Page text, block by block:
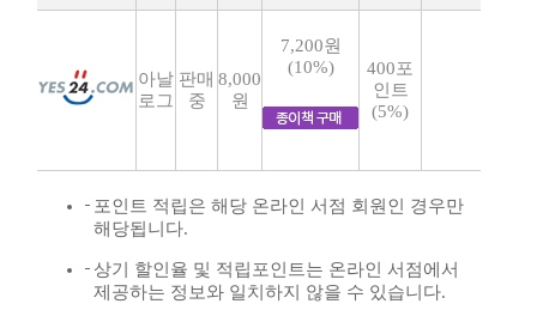
아날
로그
판매
중
8,000
원
7,200원
(10%)
400포
인트
(5%)
포인트 적립은 해당 온라인 서점 회원인 경우만
해당됩니다.
상기 할인율 및 적립포인트는 온라인 서점에서
제공하는 정보와 일치하지 않을 수 있습니다.